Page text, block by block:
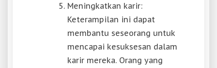
Meningkatkan karir:
Keterampilan ini dapat
membantu seseorang untuk
mencapai kesuksesan dalam
karir mereka. Orang yang